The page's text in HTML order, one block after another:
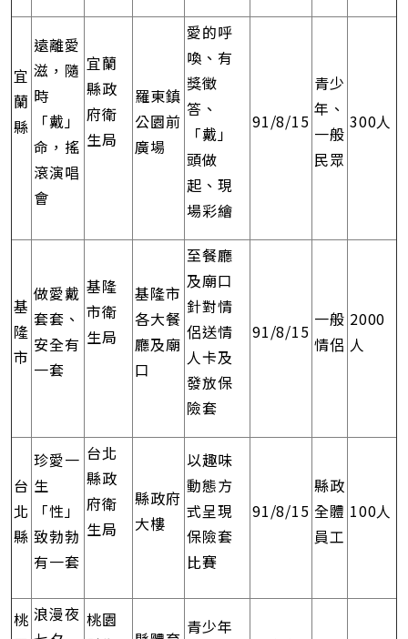
宜
蘭
縣
遠離愛
滋，隨
時
「戴」
命，搖
滾演唱
會
宜蘭
縣政
府衛
生局
羅東鎮
公園前
廣場
愛的呼
喚、有
獎徵
答、
「戴」
頭做
起、現
場彩繪
91/8/15
青少
年、
一般
民眾
300人
基
隆
市
做愛戴
套套、
安全有
一套
基隆
市衛
生局
基隆市
各大餐
廳及廟
口
至餐廳
及廟口
針對情
侶送情
人卡及
發放保
險套
91/8/15
一般
情侶
2000
人
台
北
縣
珍愛一
生
「性」
致勃勃
有一套
台北
縣政
府衛
生局
縣政府
大樓
以趣味
動態方
式呈現
保險套
比賽
91/8/15
縣政
全體
員工
100人
桃 浪漫夜 桃園
青少年